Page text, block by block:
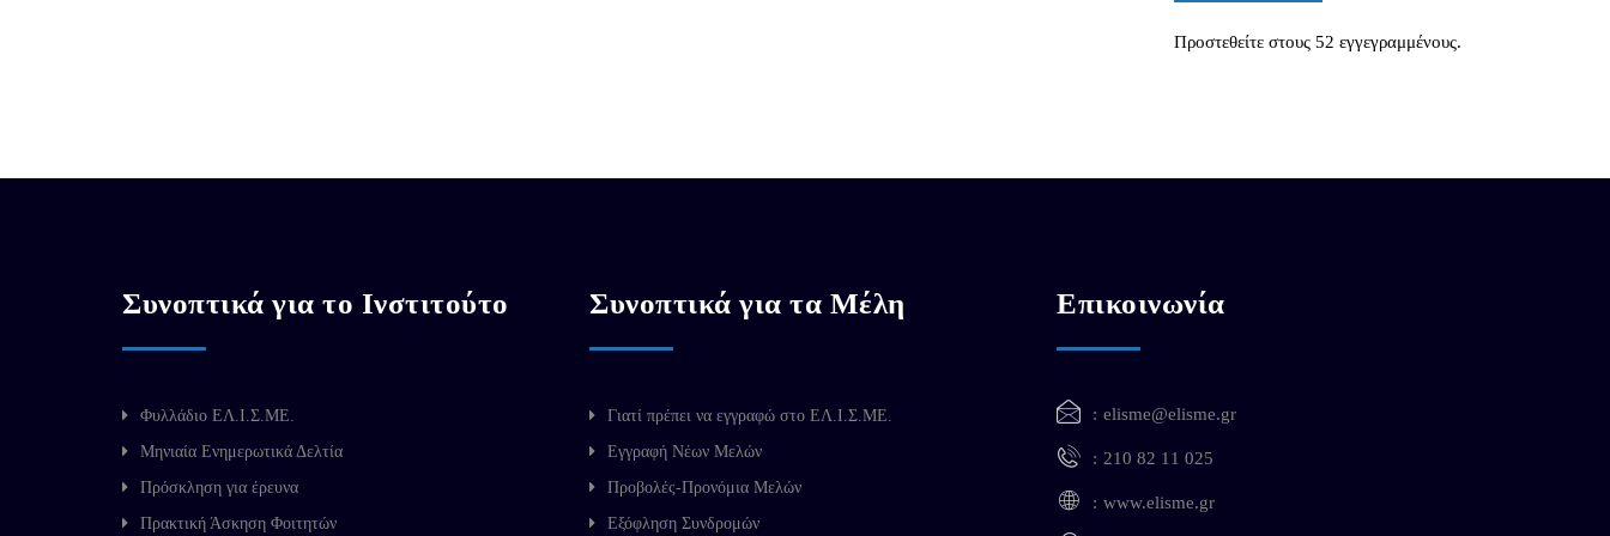
Προστεθείτε στους 52 εγγεγραμμένους.
Συνοπτικά για το Ινστιτούτο
Φυλλάδιο ΕΛ.Ι.Σ.ΜΕ.
Μηνιαία Ενημερωτικά Δελτία
Πρόσκληση για έρευνα
Πρακτική Άσκηση Φοιτητών
Συνοπτικά για τα Μέλη
Γιατί πρέπει να εγγραφώ στο ΕΛ.Ι.Σ.ΜΕ.
Εγγραφή Νέων Μελών
Προβολές-Προνόμια Μελών
Εξόφληση Συνδρομών
Επικοινωνία
elisme@elisme.gr
210 82 11 025
www.elisme.gr